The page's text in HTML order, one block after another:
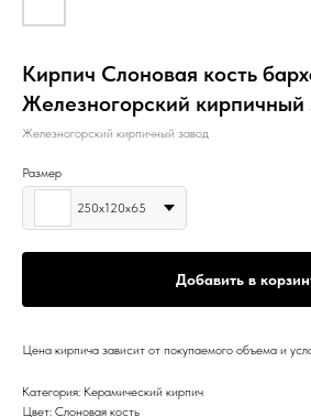
Кирпич Слоновая кость
Железногорский кирпичный
Железногорский кирпичный завод
Размер
250х120х65
Добавить в
Цена кирпича зависит от покупаемого объема и
Категория: Керамический кирпич
Цвет: Слоновая кость